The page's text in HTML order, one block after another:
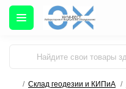
Склад геодезии и КИПиА